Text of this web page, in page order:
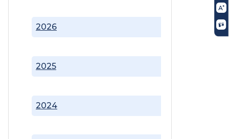
2024
2025
2026